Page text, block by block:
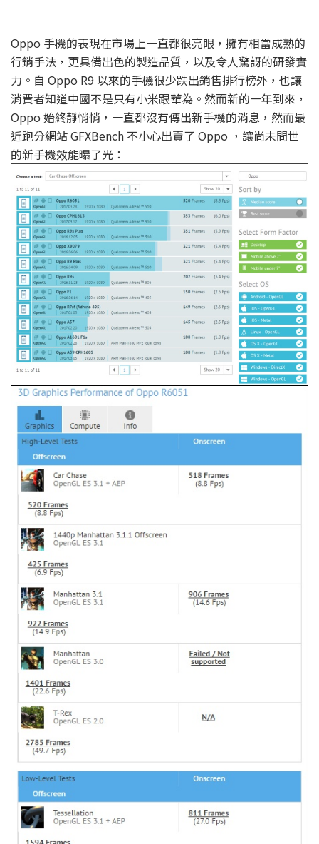
Oppo 手機的表現在市場上一直都很亮眼，擁有相當成熟的
行銷手法，更具備出色的製造品質，以及令人驚訝的研發實
力。自 Oppo R9 以來的手機很少跌出銷售排行榜外，也讓
消費者知道中國不是只有小米跟華為。然而新的一年到來，
Oppo 始終靜悄悄，一直都沒有傳出新手機的消息，然而最
近跑分網站 GFXBench 不小心出賣了 Oppo ，讓尚未問世
的新手機效能曝了光：